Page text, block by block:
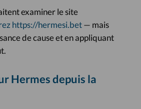
examiner le site
https://hermesi.bet— mais
de cause et en appliquant
Hermes depuis la